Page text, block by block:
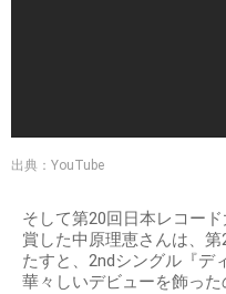
出典：YouTube
そして第20回日本レコー
賞した中原理恵さんは、
たすと、2ndシングル『デ
華々しいデビューを飾った